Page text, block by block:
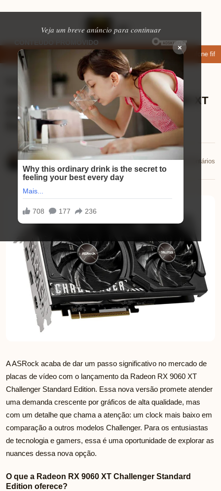
Veja um breve anúncio para continuar
×
apps de namoro que permitem enviar fotos e vídeos Microfone
⏱ 5 min de leitura
ASRock apresenta a Radeon RX 9060 XT
Challenger Standard Edition com
frequência de clock reduzida
Eduardo Martins
27/10/2025
📅 27/10/2025💬 0 comentários
A ASRock acaba de dar um passo significativo no mercado de
placas de vídeo com o lançamento da Radeon RX 9060 XT
Challenger Standard Edition. Essa nova versão promete atender
uma demanda crescente por gráficos de alta qualidade, mas
com um detalhe que chama a atenção: um clock mais baixo em
comparação a outros modelos Challenger. Para os entusiastas
de tecnologia e gamers, essa é uma oportunidade de explorar as
nuances dessa nova opção.
O que a Radeon RX 9060 XT Challenger Standard
Edition oferece?